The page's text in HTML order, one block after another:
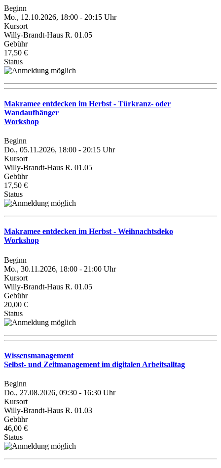
Beginn
Mo., 12.10.2026, 18:00 - 20:15 Uhr
Kursort
Willy-Brandt-Haus R. 01.05
Gebühr
17,50 €
Status
Makramee entdecken im Herbst - Türkranz- oder
Wandaufhänger
Workshop
Beginn
Do., 05.11.2026, 18:00 - 20:15 Uhr
Kursort
Willy-Brandt-Haus R. 01.05
Gebühr
17,50 €
Status
Makramee entdecken im Herbst - Weihnachtsdeko
Workshop
Beginn
Mo., 30.11.2026, 18:00 - 21:00 Uhr
Kursort
Willy-Brandt-Haus R. 01.05
Gebühr
20,00 €
Status
Wissensmanagement
Selbst- und Zeitmanagement im digitalen Arbeitsalltag
Beginn
Do., 27.08.2026, 09:30 - 16:30 Uhr
Kursort
Willy-Brandt-Haus R. 01.03
Gebühr
46,00 €
Status